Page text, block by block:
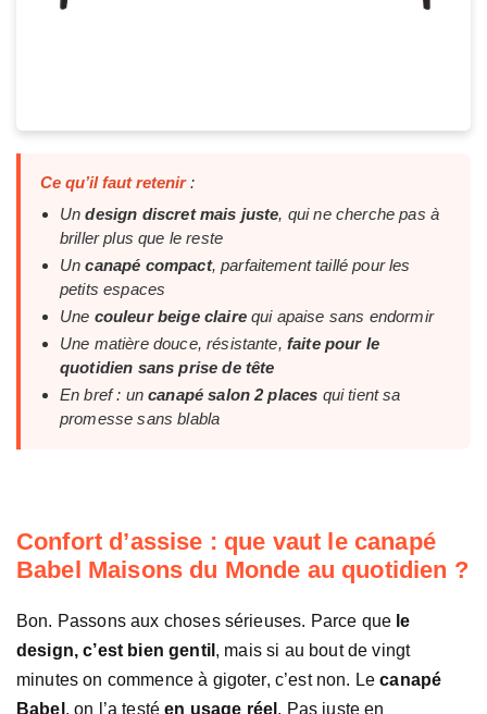
Ce qu’il faut retenir:
Undesign discret mais juste, qui ne cherche pas à
briller plus que le reste
Uncanapé compact, parfaitement taillé pour les
petits espaces
Une couleur beige clairequi apaise sans endormir
Une matière douce, résistante, faite pour le
quotidien sans prise de tête
En bref : uncanapé salon 2 places qui tient sa
promesse sans blabla
Confort d’assise : que vaut le canapé
Babel Maisons du Monde au quotidien ?
Bon. Passons aux choses sérieuses. Parce que le
design, c’est bien gentil , mais si au bout de vingt
minutes on commence à gigoter, c’est non. Lecanapé
Babel , on l’a testéen usage réel . Pas juste en